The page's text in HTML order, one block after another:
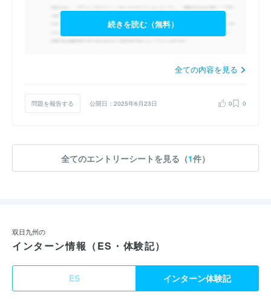
続きを読む（無料）
全ての内容を見る
問題を報告する 公開日：2025年6月23日 0 0
全てのエントリーシートを見る（1件）
双日九州の
インターン情報（ES・体験記）
ES インターン体験記